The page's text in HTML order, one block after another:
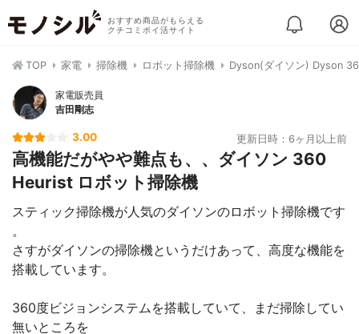
おすすめ商品がもらえる
クチコミポイ活サイト
TOP 家電 掃除機 ロボット掃除機 Dyson(ダイソン) Dyson
家電販売員
吉田剛志
3.00 更新日時：6ヶ月以上前
高機能だがやや難点も、、ダイソン 360
Heurist ロボット掃除機
スティック掃除機が人気のダイソンのロボット掃除機です
。
さすがダイソンの掃除機というだけあって、高度な機能を
搭載しています。
360度ビジョンシステムを搭載していて、まだ掃除してい
無いところを